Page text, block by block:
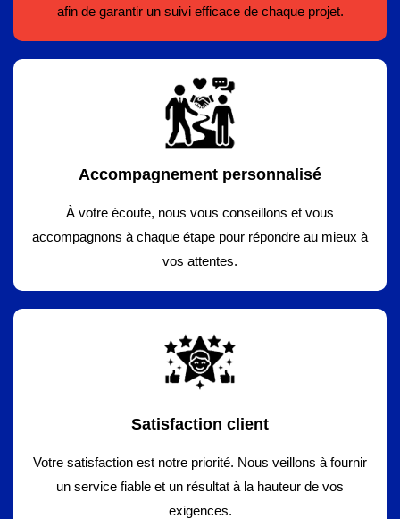
afin de garantir un suivi efficace de chaque projet.
Accompagnement personnalisé
À votre écoute, nous vous conseillons et vous
accompagnons à chaque étape pour répondre au mieux à
vos attentes.
Satisfaction client
Votre satisfaction est notre priorité. Nous veillons à fournir
un service fiable et un résultat à la hauteur de vos
exigences.